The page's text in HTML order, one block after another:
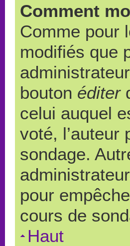
Comment
Comme pour
modifiés que
bouton éditer
celui auquel
voté, l’auteur
sondage.
pour
cours de
Haut